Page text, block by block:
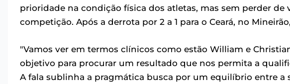
prioridade na condição física dos atletas, mas sem perder
competição. Após a derrota por 2 a 1 para o Ceará, no
"Vamos ver em termos clínicos como estão William e
objetivo para procurar um resultado que nos permita a
A fala sublinha a pragmática busca por um equilíbrio entre a